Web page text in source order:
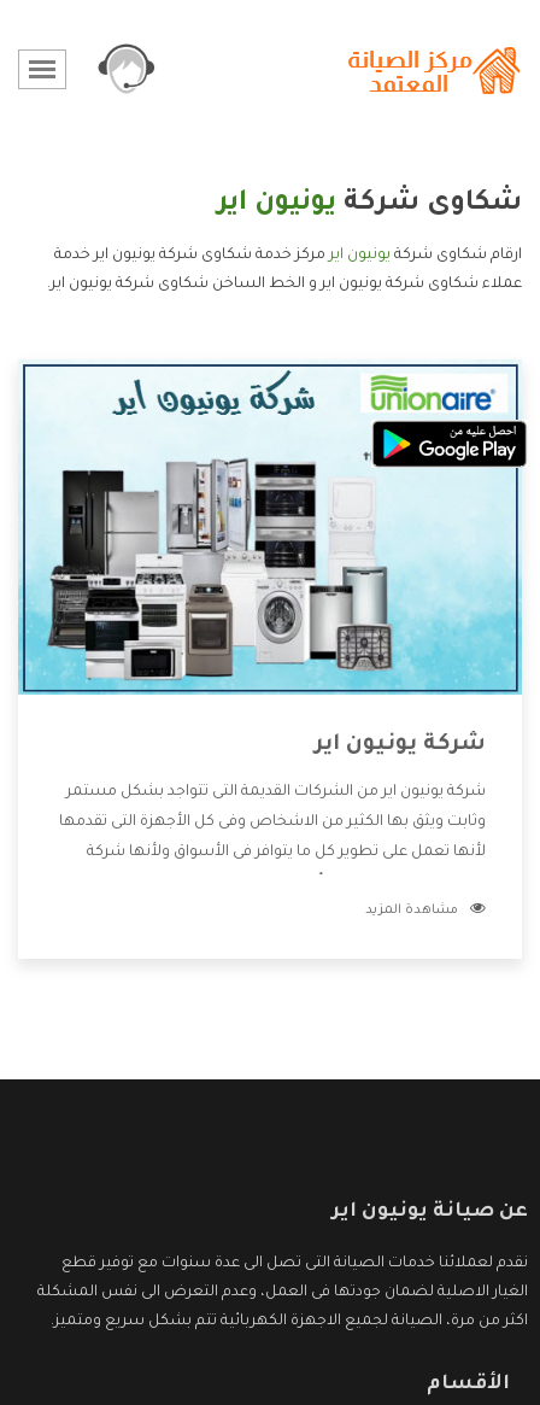
شكاوى شركة يونيون اير
ارقام شكاوى شركة يونيون ايرمركز خدمة شكاوى شركة يونيون اير خدمة
عملاء شكاوى شركة يونيون اير و الخط الساخن شكاوى شركة يونيون اير.
شركة يونيون اير
شركة يونيون اير من الشركات القديمة التى تتواجد بشكل مستمر
وثابت ويثق بها الكثير من الاشخاص وفى كل الأجهزة التى تقدمها
لأنها تعمل على تطوير كل ما يتوافر فى الأسواق ولأنها شركة
وتقدم للعملاء أقوى العروض والخصومات التى تسهل على
مشاهدة المزيد
عن صيانة يونيون اير
نقدم لعملائنا خدمات الصيانة التى تصل الى عدة سنوات مع توفير قطع
الغيار الاصلية لضمان جودتها فى العمل، وعدم التعرض الى نفس المشكلة
اكثر من مرة، الصيانة لجميع الاجهزة الكهربائية تتم بشكل سريع ومتميز.
الأقسام